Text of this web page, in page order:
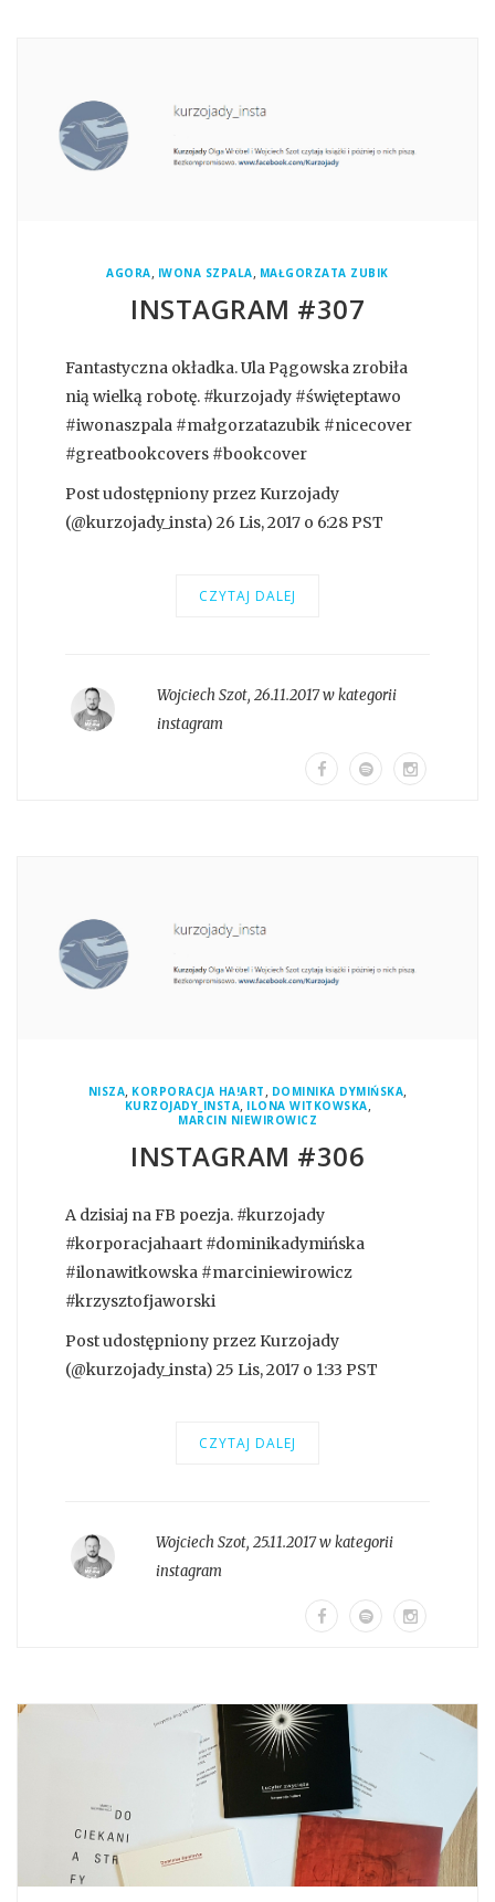
AGORA, IWONA SZPALA, MAŁGORZATA ZUBIK
INSTAGRAM #307
Fantastyczna okładka. Ula Pągowska zrobiła
nią wielką robotę. #kurzojady #święteptawo
#iwonaszpala #małgorzatazubik #nicecover
#greatbookcovers #bookcover
Post udostępniony przez Kurzojady
(@kurzojady_insta) 26 Lis, 2017 o 6:28 PST
CZYTAJ DALEJ
Wojciech Szot, 26.11.2017 w kategorii
instagram
NISZA, KORPORACJA HA!ART , DOMINIKA DYMIŃSKA,
KURZOJADY_INSTA, ILONA WITKOWSKA,
MARCIN NIEWIROWICZ
INSTAGRAM #306
A dzisiaj na FB poezja. #kurzojady
#korporacjahaart #dominikadymińska
#ilonawitkowska #marciniewirowicz
#krzysztofjaworski
Post udostępniony przez Kurzojady
(@kurzojady_insta) 25 Lis, 2017 o 1:33 PST
CZYTAJ DALEJ
Wojciech Szot, 25.11.2017 w kategorii
instagram